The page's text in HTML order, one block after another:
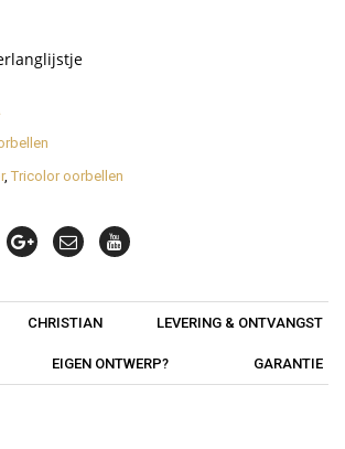
, Tricolor oorbellen
CHRISTIAN LEVERING & ONTVANGST
EIGEN ONTWERP? GARANTIE